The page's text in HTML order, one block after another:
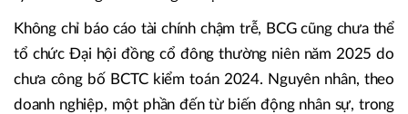
Không chỉ báo cáo tài chính chậm trễ, BCG cũng chưa thể
tổ chức Đại hội đồng cổ đông thường niên năm 2025 do
chưa công bố BCTC kiểm toán 2024. Nguyên nhân, theo
doanh nghiệp, một phần đến từ biến động nhân sự, trong